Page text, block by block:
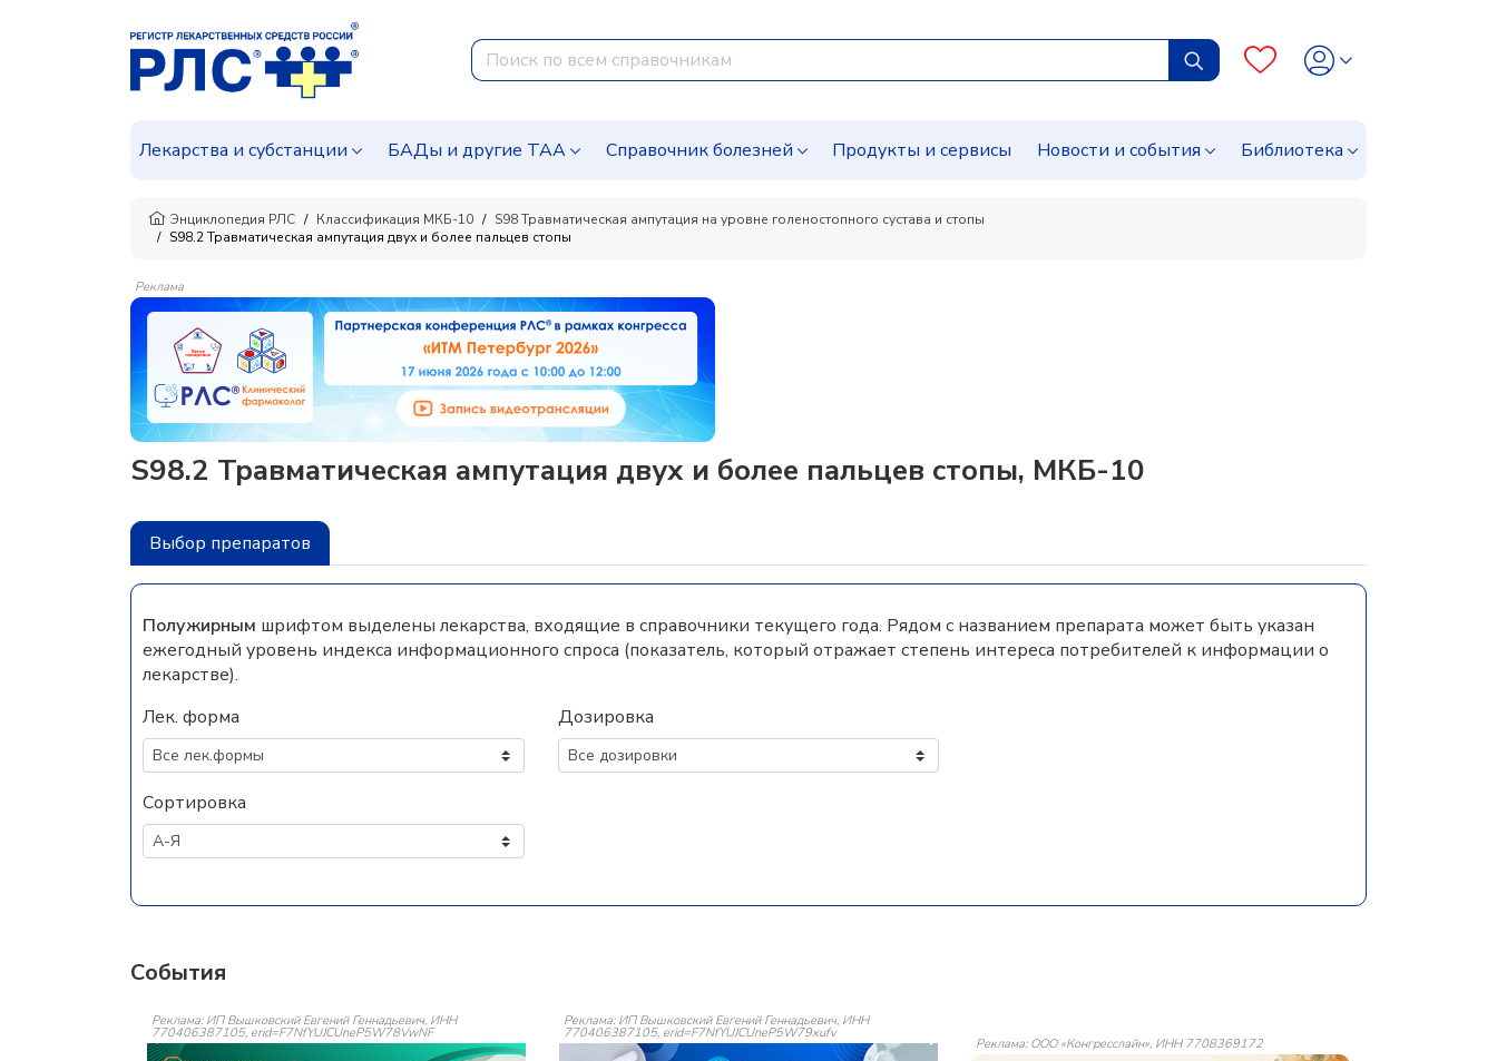
Лекарства и субстанции БАДы и другие ТАА Справочник болезней Продукты и сервисы Новости и события Библиотека
Энциклопедия РЛС Классификация МКБ-10
S98 Травматическая ампутация на уровне голеностопного сустава и стопы
S98.2 Травматическая ампутация двух и более пальцев стопы
Реклама
S98.2 Травматическая ампутация двух и более пальцев стопы, МКБ-10
Выбор препаратов
Полужирным шрифтом выделены лекарства, входящие в справочники текущего года. Рядом с названием препарата может быть указан
ежегодный уровень индекса информационного спроса (показатель, который отражает степень интереса потребителей к информации о
лекарстве).
Лек. форма
Дозировка
Сортировка
События
Реклама: ИП Вышковский Евгений Геннадьевич, ИНН
770406387105, erid=F7NfYUJCUneP5W78VwNF
Реклама: ИП Вышковский Евгений Геннадьевич, ИНН
770406387105, erid=F7NfYUJCUneP5W79xufv
Реклама: ООО «Конгресслайн», ИНН 7708369172